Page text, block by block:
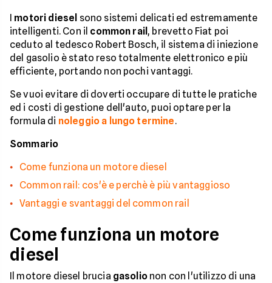
I motori diesel sono sistemi delicati ed estremamente
intelligenti. Con il common rail , brevetto Fiat poi
ceduto al tedesco Robert Bosch, il sistema di iniezione
del gasolio è stato reso totalmente elettronico e più
efficiente, portando non pochi vantaggi.
Se vuoi evitare di doverti occupare di tutte le pratiche
ed i costi di gestione dell'auto, puoi optare per la
formula di noleggio a lungo termine.
Sommario
Come funziona un motore diesel
Common rail: cos'è e perchè è più vantaggioso
Vantaggi e svantaggi del common rail
Come funziona un motore
diesel
Il motore diesel brucia gasolionon con l'utilizzo di una